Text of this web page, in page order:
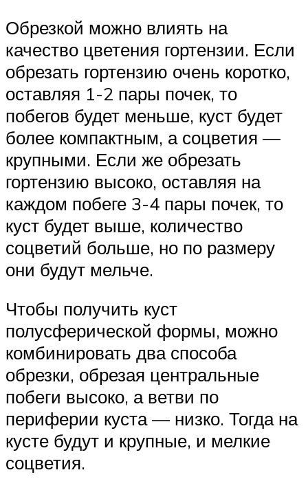
Обрезкой можно влиять на
качество цветения гортензии. Если
обрезать гортензию очень коротко,
оставляя 1-2 пары почек, то
побегов будет меньше, куст будет
более компактным, а соцветия —
крупными. Если же обрезать
гортензию высоко, оставляя на
каждом побеге 3-4 пары почек, то
куст будет выше, количество
соцветий больше, но по размеру
они будут мельче.
Чтобы получить куст
полусферической формы, можно
комбинировать два способа
обрезки, обрезая центральные
побеги высоко, а ветви по
периферии куста — низко. Тогда на
кусте будут и крупные, и мелкие
соцветия.